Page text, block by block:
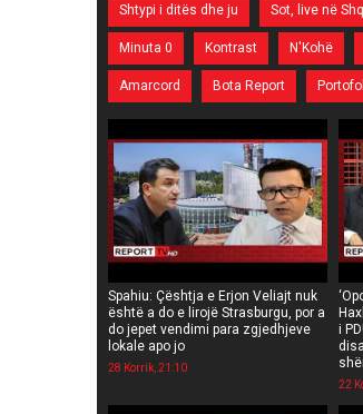
Shtypi i ditës dhe ju Sot, live në
Minuta 0 Kontrast N'Kohë
Amarcord Bota Report Portofol
Spahiu: Çështja e Erjon Veliajt nuk
është a do e lirojë Strasburgu, por a
do jepet vendimi para zgjedhjeve
lokale apo jo
28 Korrik, 21:10
i
22